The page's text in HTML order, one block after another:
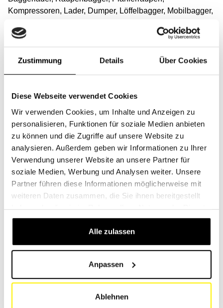
Zustimmung Details Über Cookies
Diese Webseite verwendet Cookies
Wir verwenden Cookies, um Inhalte und Anzeigen zu
personalisieren, Funktionen für soziale Medien anbieten
zu können und die Zugriffe auf unsere Website zu
analysieren. Außerdem geben wir Informationen zu Ihrer
Verwendung unserer Website an unsere Partner für
soziale Medien, Werbung und Analysen weiter. Unsere
Partner führen diese Informationen möglicherweise mit
weiteren Daten zusammen, die Sie ihnen bereitgestellt
gesammelt haben.
Alle zulassen
Anpassen
Ablehnen
Kompressoren, Lader, Dumper, Löffelbagger, Mobilbagger,
Hydraulikbagger, Minibagger oder Abbruchbagger.
Finden Sie den richtigen Maschinentyp in unserem
Suchen Sie nach Ihrer
Baumaschinenmarke
Wir bieten Filter, die mit allen Marken von Baumaschinen
kompatibel sind, wie z. B.: Caterpillar, Komatsu, Volvo
Construction Equipment, Hitachi Construction Machinery,
Liebherr, JCB, Sany, Doosan Infracore, Hyundai
Construction Equipment, XCMG, Mitsubishi, Samsung,
Yamaha, Dieci, Astra oder Panda.
Egal, ob Originalfilter des Herstellers oder universelle SF-
Filter in höchster Qualität – wir haben den richtigen Filter
für Sie!
Suchen Sie Filter anhand des Codes: Wir verfügen über
eine Liste mit mehr als einer Million Originalcodes, damit
Sie alle benötigten Filter finden.